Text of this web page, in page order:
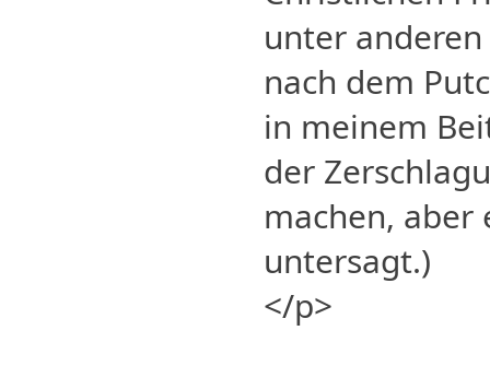
unter
nach dem
in meinem
der
machen, aber
untersagt.)
</p>